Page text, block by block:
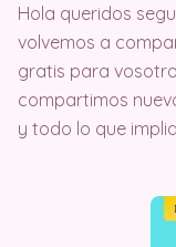
Hola queridos
volvemos a
gratis para
compartimos
y todo lo que